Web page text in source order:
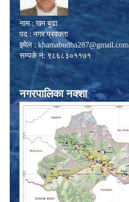
नाम : खम बुढा
पद : नगर प्रवक्ता
इमेल : khamabudha287@gmail.com
सम्पर्क नं: ९८६८३०११७१
नगरपालिका नक्शा